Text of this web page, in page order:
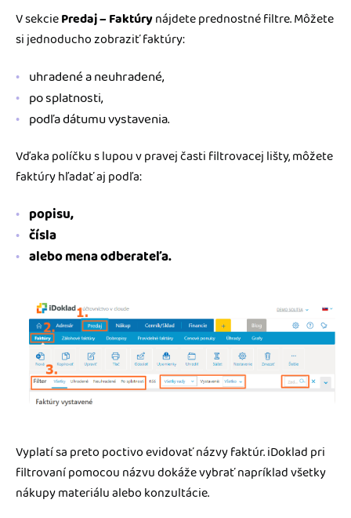
V sekciePredaj – Faktúrynájdete prednostné filtre. Môžete
si jednoducho zobraziť faktúry:
uhradené a neuhradené,
po splatnosti,
podľa dátumu vystavenia.
Vďaka políčku s lupou v pravej časti filtrovacej lišty, môžete
faktúry hľadať aj podľa:
popisu,
čísla
alebo mena odberateľa.
Vyplatí sa preto poctivo evidovať názvy faktúr. iDoklad pri
filtrovaní pomocou názvu dokáže vybrať napríklad všetky
nákupy materiálu alebo konzultácie.